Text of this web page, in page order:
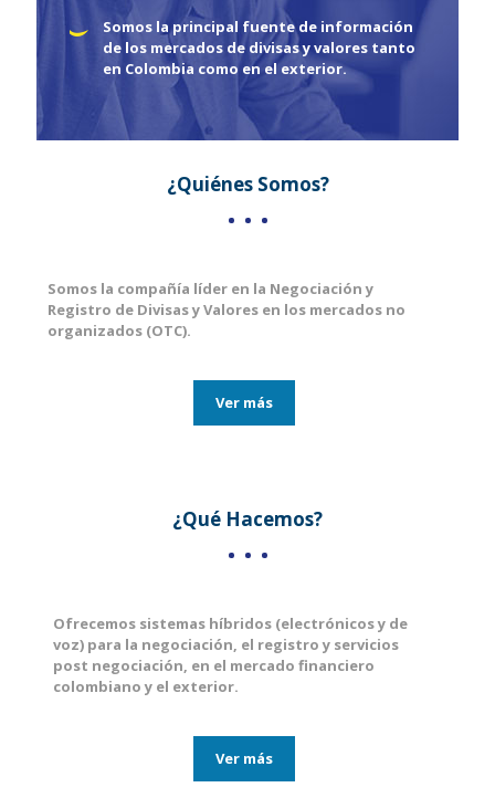
Somos la principal fuente de información
de los mercados de divisas y valores tanto
en Colombia como en el exterior.
¿Quiénes Somos?
Somos la compañía líder en la Negociación y
Registro de Divisas y Valores en los mercados no
organizados (OTC).
Ver más
¿Qué Hacemos?
Ofrecemos sistemas híbridos (electrónicos y de
voz) para la negociación, el registro y servicios
post negociación, en el mercado financiero
colombiano y el exterior.
Ver más